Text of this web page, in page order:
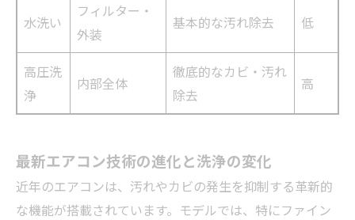
水洗い
フィルター・
外装
基本的な汚れ除去 低
高圧洗
浄
内部全体
徹底的なカビ・汚れ
除去
高
最新エアコン技術の進化と洗浄の変化
近年のエアコンは、汚れやカビの発生を抑制する革新的
な機能が搭載されています。モデルでは、特にファイン